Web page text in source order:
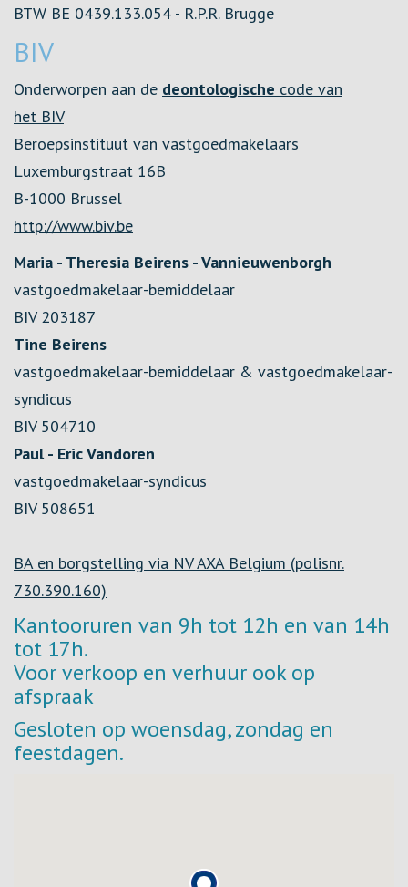
BTW BE 0439.133.054 - R.P.R. Brugge
BIV
Onderworpen aan de deontologische code van
het BIV
Beroepsinstituut van vastgoedmakelaars
Luxemburgstraat 16B
B-1000 Brussel
http://www.biv.be
Maria - Theresia Beirens - Vannieuwenborgh
vastgoedmakelaar-bemiddelaar
BIV 203187
Tine Beirens
vastgoedmakelaar-bemiddelaar & vastgoedmakelaar-
syndicus
BIV 504710
Paul - Eric Vandoren
vastgoedmakelaar-syndicus
BIV 508651
BA en borgstelling via NV AXA Belgium (polisnr.
730.390.160)
Kantooruren van 9h tot 12h en van 14h
tot 17h.
Voor verkoop en verhuur ook op
afspraak
Gesloten op woensdag, zondag en
feestdagen.